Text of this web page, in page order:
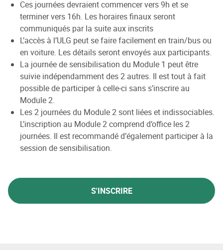
Ces journées devraient commencer vers 9h et se
terminer vers 16h. Les horaires finaux seront
communiqués par la suite aux inscrits
L’accès à l’ULG peut se faire facilement en train/bus ou
en voiture. Les détails seront envoyés aux participants.
La journée de sensibilisation du Module 1 peut être
suivie indépendamment des 2 autres. Il est tout à fait
possible de participer à celle-ci sans s’inscrire au
Module 2.
Les 2 journées du Module 2 sont liées et indissociables.
L’inscription au Module 2 comprend d’office les 2
journées. Il est recommandé d’également participer à la
session de sensibilisation.
S'INSCRIRE